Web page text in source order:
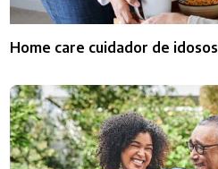
Home care cuidador de idosos